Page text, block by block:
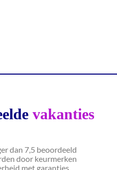
vakanties
dan 7,5 beoordeeld
door keurmerken
met garanties